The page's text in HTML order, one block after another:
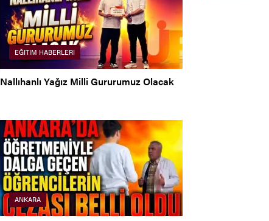
EĞITIM HABERLERI
Nallıhanlı Yağız Milli Gururumuz Olacak
ANKARA